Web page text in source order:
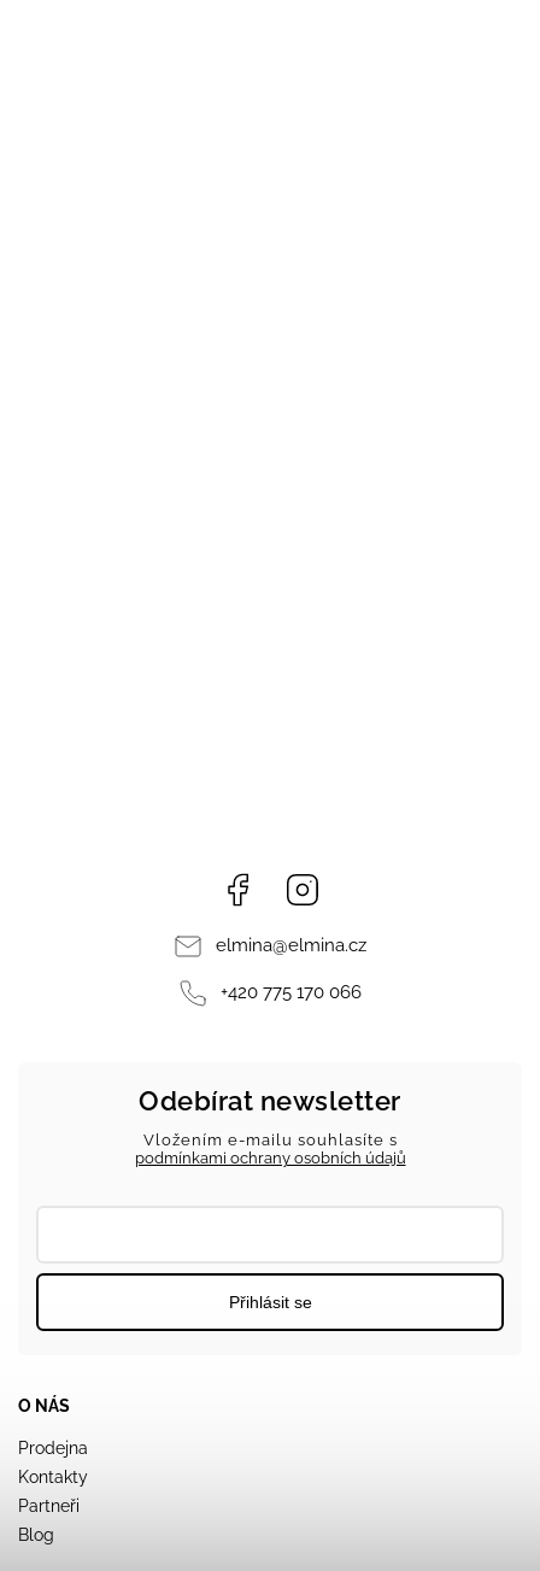
Facebook
elmina@elmina.cz
+420 775 170 066
O NÁS
Prodejna
Kontakty
Partneři
Blog
Odebírat newsletter
Vložením e-mailu souhlasíte s
podmínkami ochrany osobních údajů
Přihlásit se